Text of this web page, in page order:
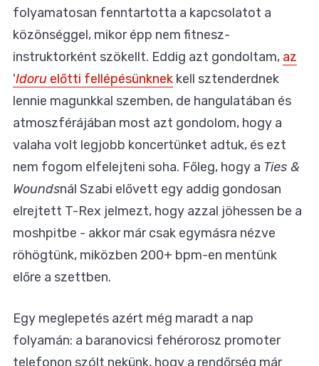
folyamatosan fenntartotta a kapcsolatot a
közönséggel, mikor épp nem fitnesz-
instruktorként szökellt. Eddig azt gondoltam, az
'Idoru előtti fellépésünknek kell sztenderdnek
lennie magunkkal szemben, de hangulatában és
atmoszférájában most azt gondolom, hogy a
valaha volt legjobb koncertünket adtuk, és ezt
nem fogom elfelejteni soha. Főleg, hogy a Ties &
Woundsnál Szabi elővett egy addig gondosan
elrejtett T-Rex jelmezt, hogy azzal jöhessen be a
moshpitbe - akkor már csak egymásra nézve
röhögtünk, miközben 200+ bpm-en mentünk
előre a szettben.
Egy meglepetés azért még maradt a nap
folyamán: a baranovicsi fehérorosz promoter
telefonon szólt nekünk, hogy a rendőrség már